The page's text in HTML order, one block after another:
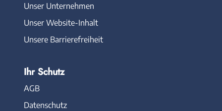
Unser Unternehmen
Unser Website-Inhalt
Unsere Barrierefreiheit
Ihr Schutz
AGB
Datenschutz